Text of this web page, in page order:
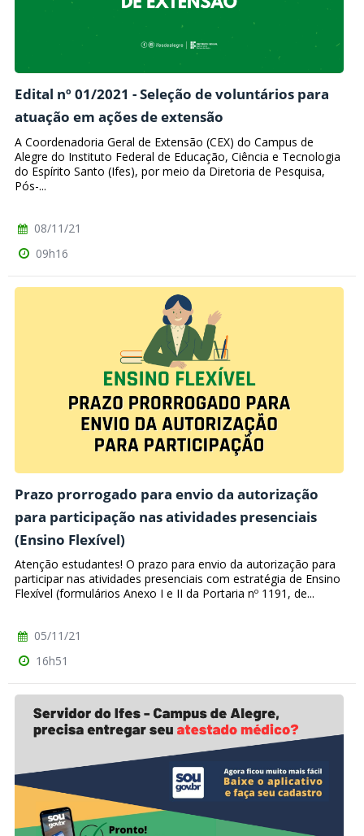
Edital nº 01/2021 - Seleção de voluntários para
atuação em ações de extensão
A Coordenadoria Geral de Extensão (CEX) do Campus de
Alegre do Instituto Federal de Educação, Ciência e Tecnologia
do Espírito Santo (Ifes), por meio da Diretoria de Pesquisa,
Pós-...
08/11/21
09h16
Prazo prorrogado para envio da autorização
para participação nas atividades presenciais
(Ensino Flexível)
Atenção estudantes! O prazo para envio da autorização para
participar nas atividades presenciais com estratégia de Ensino
Flexível (formulários Anexo I e II da Portaria nº 1191, de...
05/11/21
16h51